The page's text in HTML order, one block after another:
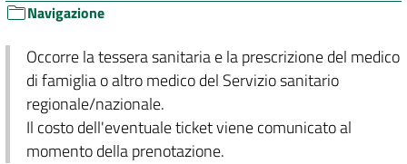
Navigazione
Occorre la tessera sanitaria e la prescrizione del medico
di famiglia o altro medico del Servizio sanitario
regionale/nazionale.
Il costo dell'eventuale ticket viene comunicato al
momento della prenotazione.